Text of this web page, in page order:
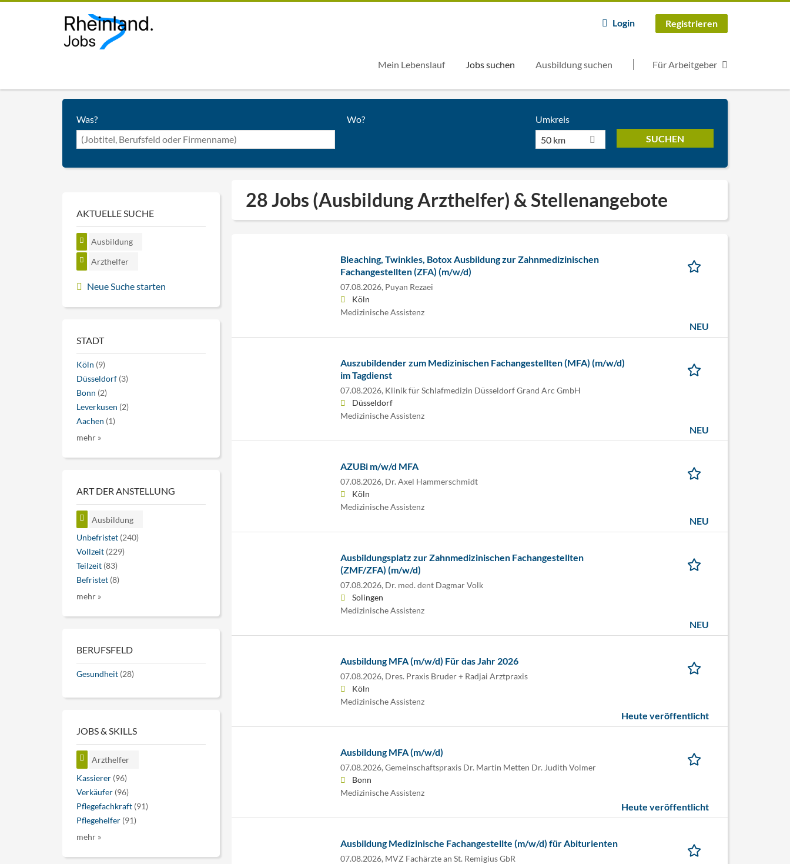
Login Registrieren
Mein Lebenslauf Jobs suchen Ausbildung suchen Für Arbeitgeber
Was? Wo?
Umkreis
50 km
28 Jobs (Ausbildung Arzthelfer) & Stellenangebote
Bleaching, Twinkles, Botox Ausbildung zur Zahnmedizinischen
Fachangestellten (ZFA) (m/w/d)
07.08.2026, Puyan Rezaei
Köln
Medizinische Assistenz
NEU
Auszubildender zum Medizinischen Fachangestellten (MFA) (m/w/d)
im Tagdienst
07.08.2026, Klinik für Schlafmedizin Düsseldorf Grand Arc GmbH
Düsseldorf
Medizinische Assistenz
NEU
AZUBi m/w/d MFA
07.08.2026, Dr. Axel Hammerschmidt
Köln
Medizinische Assistenz
NEU
Ausbildungsplatz zur Zahnmedizinischen Fachangestellten
(ZMF/ZFA) (m/w/d)
07.08.2026, Dr. med. dent Dagmar Volk
Solingen
Medizinische Assistenz
NEU
Ausbildung MFA (m/w/d) Für das Jahr 2026
07.08.2026, Dres. Praxis Bruder + Radjai Arztpraxis
Köln
Medizinische Assistenz
Heute veröffentlicht
Ausbildung MFA (m/w/d)
07.08.2026, Gemeinschaftspraxis Dr. Martin Metten Dr. Judith Volmer
Bonn
Medizinische Assistenz
Heute veröffentlicht
Ausbildung Medizinische Fachangestellte (m/w/d) für Abiturienten
07.08.2026, MVZ Fachärzte an St. Remigius GbR
AKTUELLE SUCHE
Ausbildung
Arzthelfer
Neue Suche starten
STADT
Köln (9)
Düsseldorf (3)
Bonn (2)
Leverkusen (2)
Aachen (1)
mehr »
ART DER ANSTELLUNG
Ausbildung
Unbefristet (240)
Vollzeit (229)
Teilzeit (83)
Befristet (8)
mehr »
BERUFSFELD
Gesundheit (28)
JOBS & SKILLS
Arzthelfer
Kassierer (96)
Verkäufer (96)
Pflegefachkraft (91)
Pflegehelfer (91)
mehr »